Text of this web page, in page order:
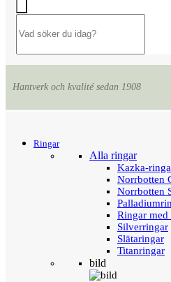
Hantverk och kvalité sedan 1908
Ringar
Alla ringar
Kazka-
Norrbotten
Norrbotten
Ringar med
Silverringar
Slätaringar
Titanringar
bild